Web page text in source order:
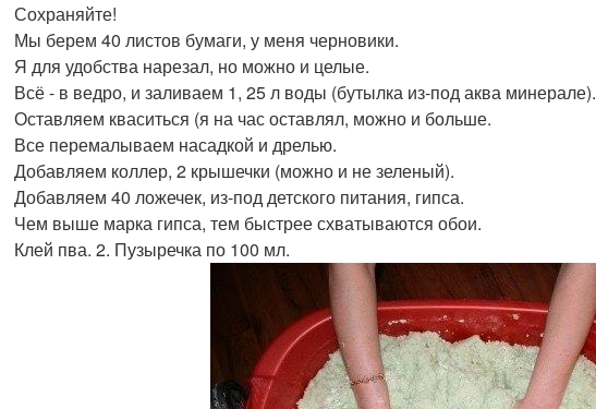
Сохраняйте!
Мы берем 40 листов бумаги, у меня черновики.
Я для удобства нарезал, но можно и целые.
Всё - в ведро, и заливаем 1, 25 л воды (бутылка из-под аква минерале).
Оставляем кваситься (я на час оставлял, можно и больше.
Все перемалываем насадкой и дрелью.
Добавляем коллер, 2 крышечки (можно и не зеленый).
Добавляем 40 ложечек, из-под детского питания, гипса.
Чем выше марка гипса, тем быстрее схватываются обои.
Клей пва. 2. Пузыречка по 100 мл.